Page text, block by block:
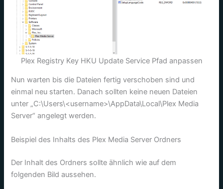
Plex Registry Key HKU Update Service Pfad anpassen
Nun warten bis die Dateien fertig verschoben sind und
einmal neu starten. Danach sollten keine neuen Dateien
unter „C:\Users\<username>\AppData\Local\Plex Media
Server“ angelegt werden.
Beispiel des Inhalts des Plex Media Server Ordners
Der Inhalt des Ordners sollte ähnlich wie auf dem
folgenden Bild aussehen.